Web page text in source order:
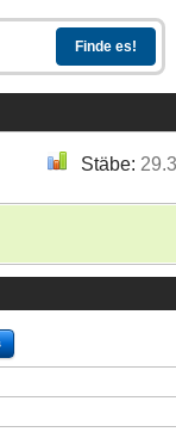
Stäbe: